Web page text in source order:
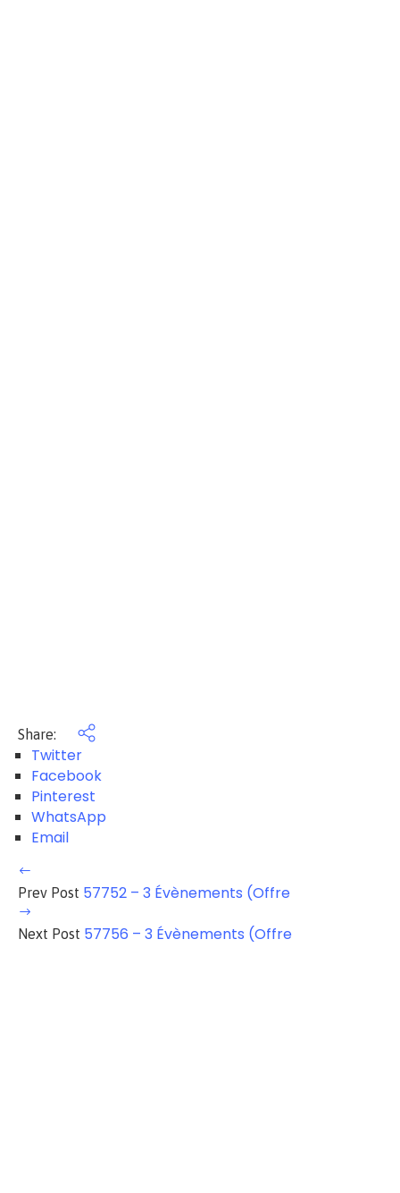
Share:
Twitter
Facebook
Pinterest
WhatsApp
Email
Prev Post 57752 – 3 Évènements (Offre
Next Post 57756 – 3 Évènements (Offre